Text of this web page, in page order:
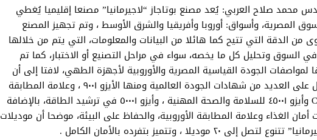
محمد صلاح العربي: يُعد مصنع بوتاجاز “لاجيرمانيا” مصنعا إقليميا يُغطي
المصرية، وأسواق: أوروبا وأفريقيا والشرق الأوسط ، وتم تجهيز المصنع
من الدقة التي تتيح كما هائلا من البيانات والمعلومات، التي يتم من خلالها
في السوق وتحليل كل ما يخصه، سواء في مراحل التصنيع أو الاختبار، كما تم
لمواصفات الجودة القياسية المصرية والأوروبية لأجهزة الطهي، لافتا إلى أن
المصنع حصل على العديد من شهادات الجودة العالمية ومنها الأيزو ٩٠٠١ ، وعلامة المطابقة
الأوروبية ،CE وأيزو ٤٥٠٠١ للسلامة والصحة المهنية ، وأيزو ٥٠٠٠١ في ترشيد الطاقة، بالإضافة
الغذاء وعلامة المطابقة الأوروبية، والحفاظ على البيئة، موضحا أن موديلات
لتصل إلى ٢٠ موديلا ، وتتميز بتفرده بالأمان الكامل .